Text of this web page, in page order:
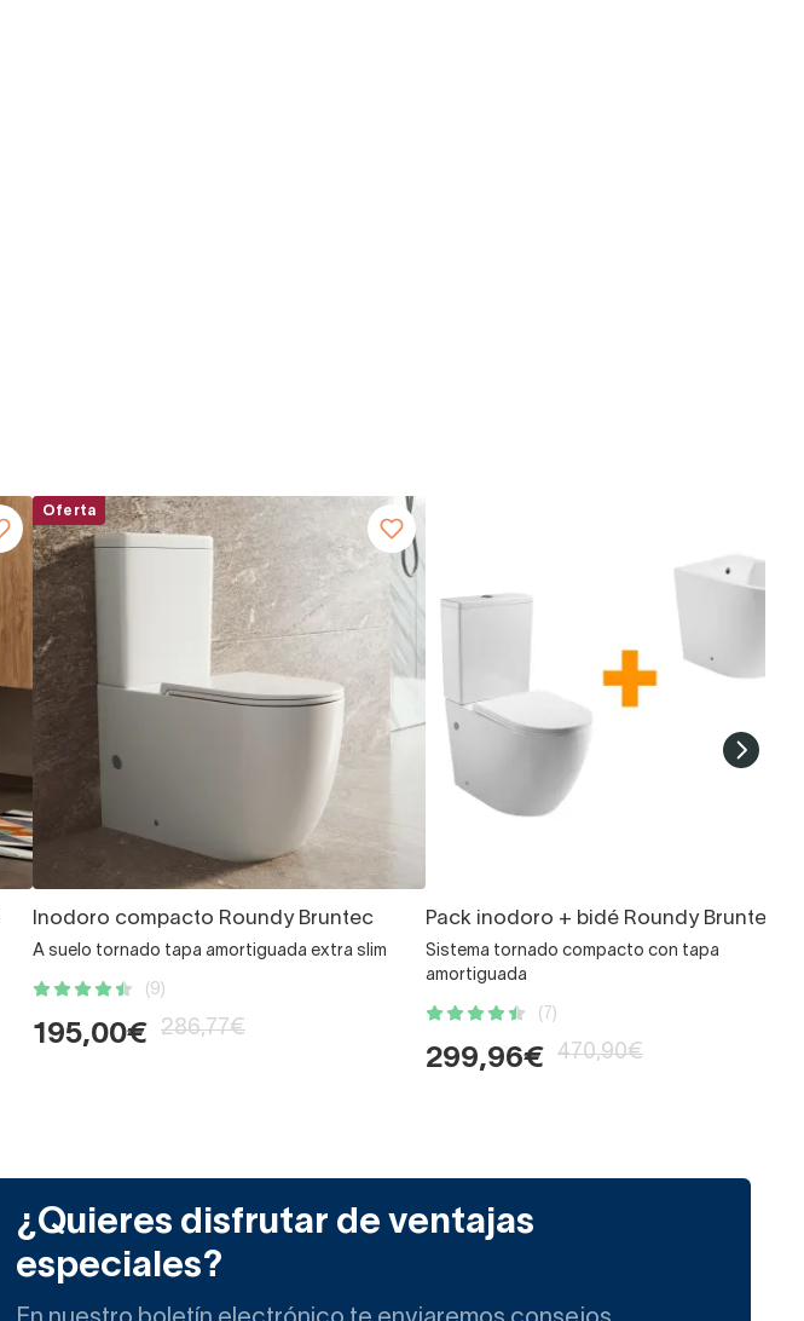
Oferta
Inodoro compacto Roundy Bruntec
A suelo tornado tapa amortiguada extra slim
(9)
195,00€ 286,77€
Pack inodoro + bidé Roundy Bruntec
Sistema tornado compacto con tapa
amortiguada
(7)
299,96€ 470,90€
¿Quieres disfrutar de ventajas
especiales?